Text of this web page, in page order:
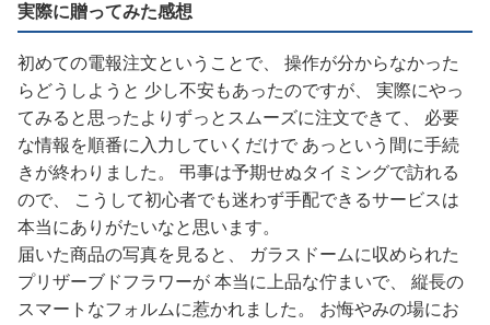
実際に贈ってみた感想
初めての電報注文ということで、 操作が分からなかった
らどうしようと 少し不安もあったのですが、 実際にやっ
てみると思ったよりずっとスムーズに注文できて、 必要
な情報を順番に入力していくだけで あっという間に手続
きが終わりました。 弔事は予期せぬタイミングで訪れる
ので、 こうして初心者でも迷わず手配できるサービスは
本当にありがたいなと思います。
届いた商品の写真を見ると、 ガラスドームに収められた
プリザーブドフラワーが 本当に上品な佇まいで、 縦長の
スマートなフォルムに惹かれました。 お悔やみの場にお